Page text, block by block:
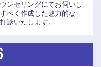
ンセリングにてお伺いし
べく作成した魅力的な
診いたします。